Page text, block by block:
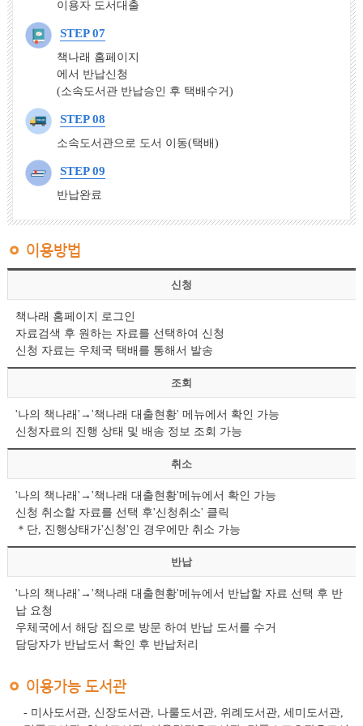
이용자 도서대출
STEP 07
책나래 홈페이지
에서 반납신청
(소속도서관 반납승인 후 택배수거)
STEP 08
소속도서관으로 도서 이동(택배)
STEP 09
반납완료
이용방법
신청
책나래 홈페이지 로그인
자료검색 후 원하는 자료를 선택하여 신청
신청 자료는 우체국 택배를 통해서 발송
조회
'나의 책나래'→'책나래 대출현황' 메뉴에서 확인 가능
신청자료의 진행 상태 및 배송 정보 조회 가능
취소
'나의 책나래'→'책나래 대출현황'메뉴에서 확인 가능
신청 취소할 자료를 선택 후'신청취소' 클릭
＊단, 진행상태가'신청'인 경우에만 취소 가능
반납
'나의 책나래'→'책나래 대출현황'메뉴에서 반납할 자료 선택 후 반
납 요청
우체국에서 해당 집으로 방문 하여 반납 도서를 수거
담당자가 반납도서 확인 후 반납처리
이용가능 도서관
- 미사도서관, 신장도서관, 나룰도서관, 위례도서관, 세미도서관,